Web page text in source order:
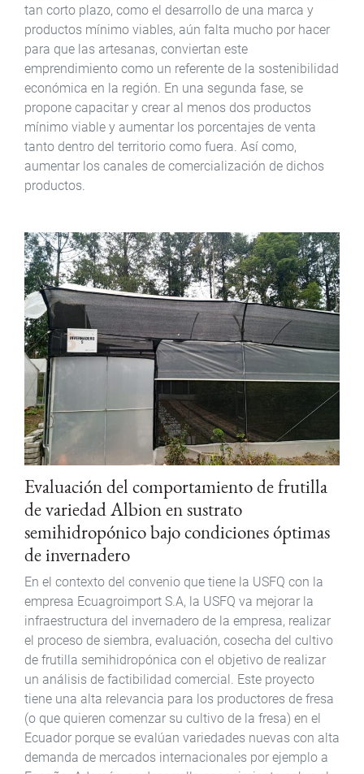
tan corto plazo, como el desarrollo de una marca y
productos mínimo viables, aún falta mucho por hacer
para que las artesanas, conviertan este
emprendimiento como un referente de la sostenibilidad
económica en la región. En una segunda fase, se
propone capacitar y crear al menos dos productos
mínimo viable y aumentar los porcentajes de venta
tanto dentro del territorio como fuera. Así como,
aumentar los canales de comercialización de dichos
productos.
Evaluación del comportamiento de frutilla
de variedad Albion en sustrato
semihidropónico bajo condiciones óptimas
de invernadero
En el contexto del convenio que tiene la USFQ con la
empresa Ecuagroimport S.A, la USFQ va mejorar la
infraestructura del invernadero de la empresa, realizar
el proceso de siembra, evaluación, cosecha del cultivo
de frutilla semihidropónica con el objetivo de realizar
un análisis de factibilidad comercial. Este proyecto
tiene una alta relevancia para los productores de fresa
(o que quieren comenzar su cultivo de la fresa) en el
Ecuador porque se evalúan variedades nuevas con alta
demanda de mercados internacionales por ejemplo a